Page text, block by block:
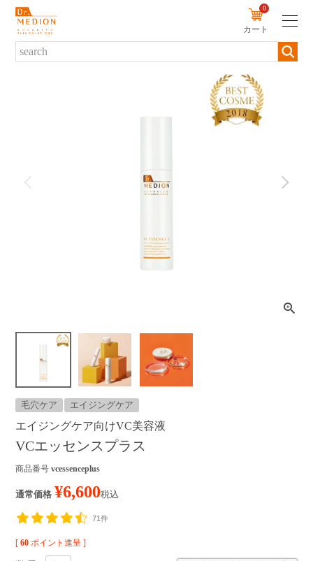
0
カート
ログイン
ブランド・シリーズから探す
キャンペーン
ヘルプ・その他
毛穴ケア エイジングケア
エイジングケア向けVC美容液
VCエッセンスプラス
商品番号 vcessenceplus
通常価格 ¥6,600税込
71件
[ 60 ポイント進呈 ]